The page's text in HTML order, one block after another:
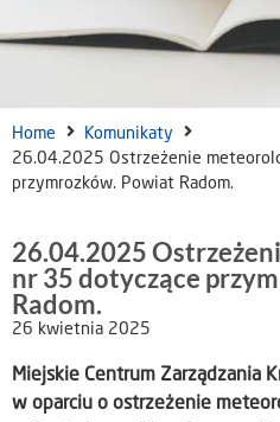
Home
Komunikaty
26.04.2025 Ostrzeżenie
przymrozków. Powiat Radom.
26.04.2025
nr 35 dotyczące
Radom.
26 kwietnia 2025
Miejskie Centrum Zarządzania
w oparciu o ostrzeżenie